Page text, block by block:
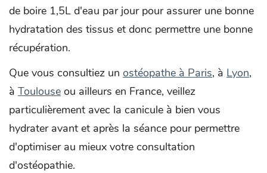
de boire 1,5L d'eau par jour pour assurer une bonne
hydratation des tissus et donc permettre une bonne
récupération.
Que vous consultiez un ostéopathe à Paris, à Lyon,
à Toulouse ou ailleurs en France, veillez
particulièrement avec la canicule à bien vous
hydrater avant et après la séance pour permettre
d'optimiser au mieux votre consultation
d'ostéopathie.